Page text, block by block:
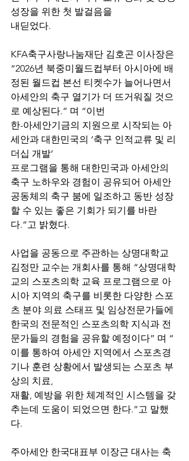
성장을 위한 첫 발걸음을
내딛었다.
KFA축구사랑나눔재단 김호곤 이사장은
“2026년 북중미월드컵부터 아시아에 배
정된 월드컵 본선 티켓수가 늘어나면서
아세안의 축구 열기가 더 뜨거워질 것으
로 예상된다.” 며 “이번
한-아세안기금의 지원으로 시작되는 아
세안과 대한민국의 ‘축구 인적교류 및 리
더십 개발’
프로그램을 통해 대한민국과 아세안의
축구 노하우와 경험이 공유되어 아세안
공동체의 축구 붐에 일조하고 동반 성장
할 수 있는 좋은 기회가 되기를 바란
다.”고 밝혔다.
사업을 공동으로 주관하는 상명대학교
김정만 교수는 개회사를 통해 “상명대학
교의 스포츠의학 교육 프로그램으로 아
시아 지역의 축구를 비롯한 다양한 스포
츠 분야 의료 스태프 및 임상전문가들에
한국의 전문적인 스포츠의학 지식과 전
문가들의 경험을 공유할 예정이다” 며 “
이를 통하여 아세안 지역에서 스포츠경
기나 훈련 상황에서 발생되는 스포츠 부
상의 치료,
재활, 예방을 위한 체계적인 시스템을 갖
추는데 도움이 되었으면 한다.”고 말했
다.
주아세안 한국대표부 이장근 대사는 축